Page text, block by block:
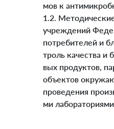
мов к
1.2.
учреждений
потребителей и
троль качества и
вых продуктов,
объектов
проведения
ми